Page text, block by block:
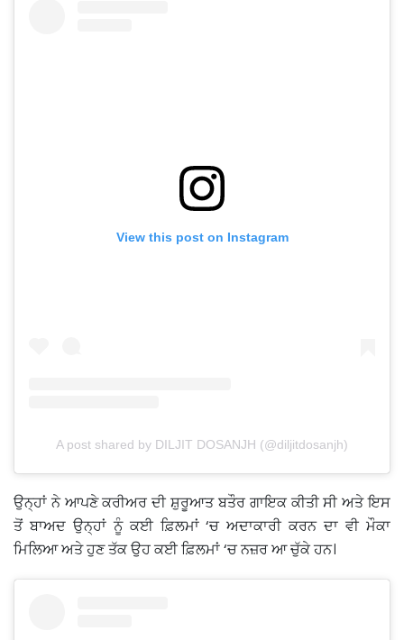
View this post on Instagram
A post shared by DILJIT DOSANJH (@diljitdosanjh)
ਉਨ੍ਹਾਂ ਨੇ ਆਪਣੇ ਕਰੀਅਰ ਦੀ ਸ਼ੁਰੂਆਤ ਬਤੌਰ ਗਾਇਕ ਕੀਤੀ ਸੀ ਅਤੇ ਇਸ
ਤੋਂ ਬਾਅਦ ਉਨ੍ਹਾਂ ਨੂੰ ਕਈ ਫ਼ਿਲਮਾਂ ‘ਚ ਅਦਾਕਾਰੀ ਕਰਨ ਦਾ ਵੀ ਮੌਕਾ
ਮਿਲਿਆ ਅਤੇ ਹੁਣ ਤੱਕ ਉਹ ਕਈ ਫ਼ਿਲਮਾਂ ‘ਚ ਨਜ਼ਰ ਆ ਚੁੱਕੇ ਹਨ।